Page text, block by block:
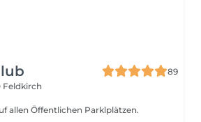
89
Feldkirch
allen Öffentlichen Parklplätzen.